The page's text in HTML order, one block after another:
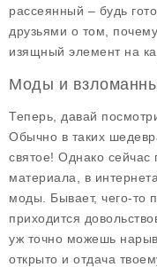
рассеянный – будь
друзьями о том,
изящный элемент на
Моды и
Теперь, давай
Обычно в таких
святое! Однако
материала, в
моды. Бывает, чего-то
приходится
уж точно можешь
открыто и отдача